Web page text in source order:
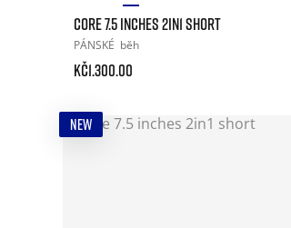
CORE 7.5 INCHES 2IN1 SHORT
PÁNSKÉ běh
Kč1.300.00
NEW